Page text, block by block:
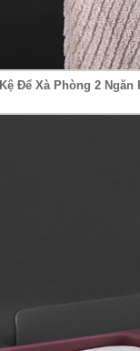
Kệ Để Xà Phòng 2 Ngăn